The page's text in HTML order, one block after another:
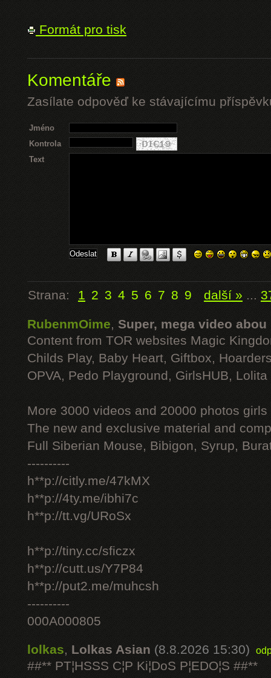
Formát pro tisk
Komentáře
Zasílate odpověď ke stávajícímu
Jméno
Kontrola
Text
Strana: 1 2 3 4 5 6 7 8 9 další » ...
RubenmOime, Super, mega video abou
Content from TOR websites Magic
Childs Play, Baby Heart, Giftbox,
OPVA, Pedo Playground, GirlsHUB, Lolita
More 3000 videos and 20000 photos
The new and exclusive material and
Full Siberian Mouse, Bibigon, Syrup,
----------
h**p://citly.me/47kMX
h**p://4ty.me/ibhi7c
h**p://tt.vg/URoSx
h**p://tiny.cc/sficzx
h**p://cutt.us/Y7P84
h**p://put2.me/muhcsh
----------
000A000805
lolkas,Lolkas Asian (8.8.2026 15:30)
##** PT¦HSSS C¦P Ki¦DoS P¦EDO¦S ##**